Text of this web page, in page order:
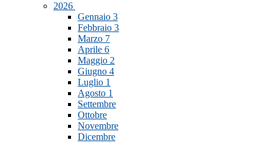
2026
Gennaio 3
Febbraio 3
Marzo 7
Aprile 6
Maggio 2
Giugno 4
Luglio 1
Agosto 1
Settembre
Ottobre
Novembre
Dicembre